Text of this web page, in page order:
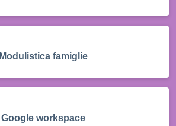
Modulistica famiglie
Google workspace